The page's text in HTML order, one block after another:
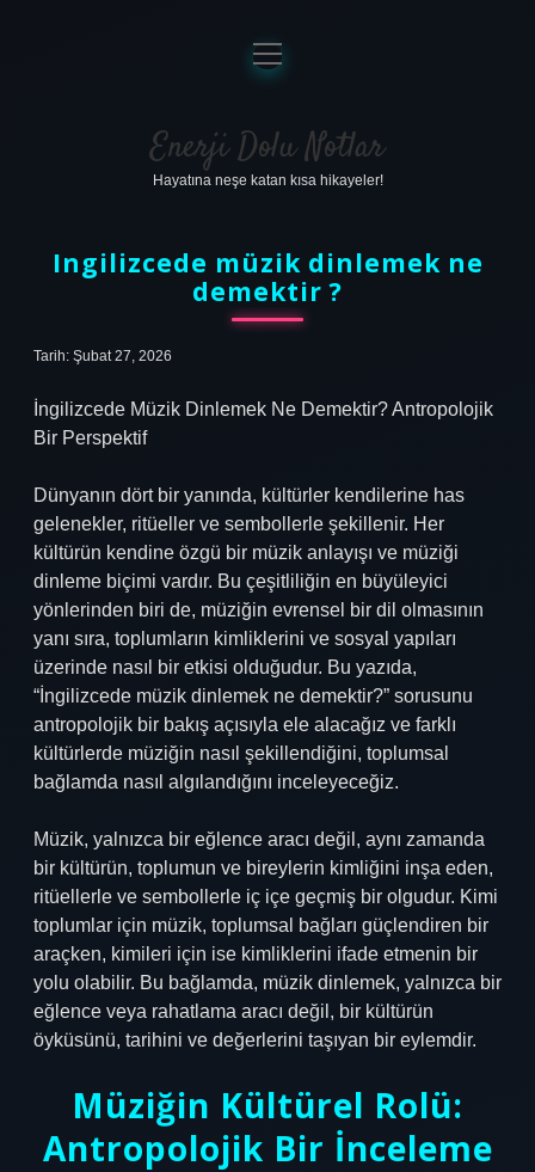
Anasayfa
Gizlilik Politikası
Yasal Uyarı
menüyü
aç
Enerji Dolu Notlar
Hayatına neşe katan kısa hikayeler!
Ingilizcede müzik dinlemek ne
demektir ?
Tarih: Şubat 27, 2026
İngilizcede Müzik Dinlemek Ne Demektir? Antropolojik
Bir Perspektif
Dünyanın dört bir yanında, kültürler kendilerine has
gelenekler, ritüeller ve sembollerle şekillenir. Her
kültürün kendine özgü bir müzik anlayışı ve müziği
dinleme biçimi vardır. Bu çeşitliliğin en büyüleyici
yönlerinden biri de, müziğin evrensel bir dil olmasının
yanı sıra, toplumların kimliklerini ve sosyal yapıları
üzerinde nasıl bir etkisi olduğudur. Bu yazıda,
“İngilizcede müzik dinlemek ne demektir?” sorusunu
antropolojik bir bakış açısıyla ele alacağız ve farklı
kültürlerde müziğin nasıl şekillendiğini, toplumsal
bağlamda nasıl algılandığını inceleyeceğiz.
Müzik, yalnızca bir eğlence aracı değil, aynı zamanda
bir kültürün, toplumun ve bireylerin kimliğini inşa eden,
ritüellerle ve sembollerle iç içe geçmiş bir olgudur. Kimi
toplumlar için müzik, toplumsal bağları güçlendiren bir
araçken, kimileri için ise kimliklerini ifade etmenin bir
yolu olabilir. Bu bağlamda, müzik dinlemek, yalnızca bir
eğlence veya rahatlama aracı değil, bir kültürün
öyküsünü, tarihini ve değerlerini taşıyan bir eylemdir.
Müziğin Kültürel Rolü:
Antropolojik Bir İnceleme